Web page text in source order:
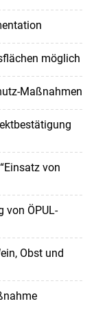
möglich
Maßnahmen
von
von ÖPUL-
Obst und